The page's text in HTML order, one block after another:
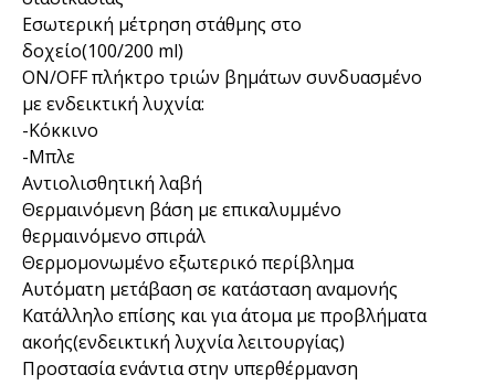
Εσωτερική μέτρηση στάθμης στο
δοχείο(100/200 ml)
ΟN/OFF πλήκτρο τριών βημάτων συνδυασμένο
με ενδεικτική λυχνία:
-Κόκκινο
-Mπλε
Αντιολισθητική λαβή
Θερμαινόμενη βάση με επικαλυμμένο
θερμαινόμενο σπιράλ
Θερμομονωμένο εξωτερικό περίβλημα
Αυτόματη μετάβαση σε κατάσταση αναμονής
Κατάλληλο επίσης και για άτομα με προβλήματα
ακοής(ενδεικτική λυχνία λειτουργίας)
Προστασία ενάντια στην υπερθέρμανση